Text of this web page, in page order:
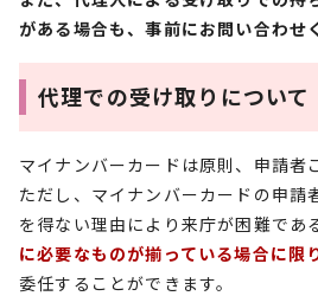
がある場合も、事前にお問い合わせ
代理での受け取りについて
マイナンバーカードは原則、申請者
ただし、マイナンバーカードの申請
を得ない理由により来庁が困難であ
に必要なものが揃っている場合に限
委任することができます。